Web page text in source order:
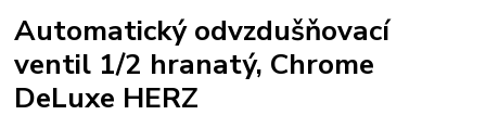
Automatický odvzdušňovací
ventil 1/2 hranatý, Chrome
DeLuxe HERZ